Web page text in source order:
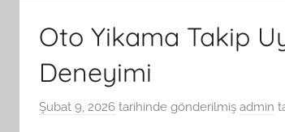
Oto Yikama Takip
Deneyimi
Şubat 9, 2026 tarihinde gönderilmiş admin